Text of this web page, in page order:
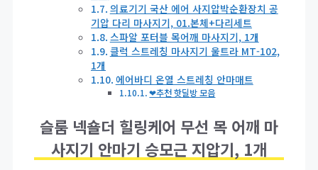
의료기기 국산 에어 사지압박순환장치 공
기압 다리 마사지기, 01.본체+다리세트
스파알 포터블 목어깨 마사지기, 1개
클럭 스트레칭 마사지기 울트라 MT-102,
1개
에어바디 온열 스트레칭 안마매트
❤추천 핫딜방 모음
슬룸 넥숄더 힐링케어 무선 목 어깨 마
사지기 안마기 승모근 지압기, 1개